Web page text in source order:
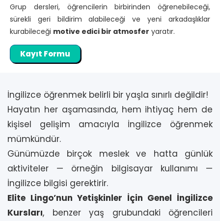
Grup dersleri, öğrencilerin birbirinden öğrenebileceği,
sürekli geri bildirim alabileceği ve yeni arkadaşlıklar
kurabileceği motive edici bir atmosfer yaratır.
Kayıt Formu
İngilizce öğrenmek belirli bir yaşla sınırlı değildir!
Hayatın her aşamasında, hem ihtiyaç hem de
kişisel gelişim amacıyla İngilizce öğrenmek
mümkündür.
Günümüzde birçok meslek ve hatta günlük
aktiviteler — örneğin bilgisayar kullanımı —
İngilizce bilgisi gerektirir.
Elite Lingo’nun Yetişkinler İçin Genel İngilizce
Kursları, benzer yaş grubundaki öğrencileri